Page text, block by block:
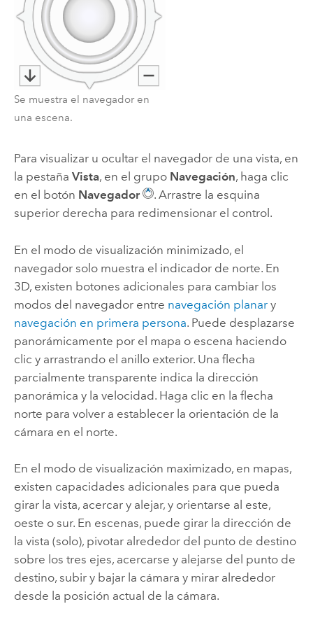
Se muestra el navegador en
una escena.
Para visualizar u ocultar el navegador de una vista, en
la pestaña Vista, en el grupo Navegación, haga clic
en el botón Navegador
. Arrastre la esquina
superior derecha para redimensionar el control.
En el modo de visualización minimizado, el
navegador solo muestra el indicador de norte. En
3D, existen botones adicionales para cambiar los
modos del navegador entre navegación planary
navegación en primera persona. Puede desplazarse
panorámicamente por el mapa o escena haciendo
clic y arrastrando el anillo exterior. Una flecha
parcialmente transparente indica la dirección
panorámica y la velocidad. Haga clic en la flecha
norte para volver a establecer la orientación de la
cámara en el norte.
En el modo de visualización maximizado, en mapas,
existen capacidades adicionales para que pueda
girar la vista, acercar y alejar, y orientarse al este,
oeste o sur. En escenas, puede girar la dirección de
la vista (solo), pivotar alrededor del punto de destino
sobre los tres ejes, acercarse y alejarse del punto de
destino, subir y bajar la cámara y mirar alrededor
desde la posición actual de la cámara.